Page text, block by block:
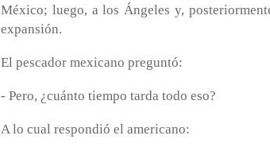
México; luego, a los Ángeles y,
expansión.
El pescador mexicano preguntó:
- Pero, ¿cuánto tiempo tarda todo eso?
A lo cual respondió el americano: